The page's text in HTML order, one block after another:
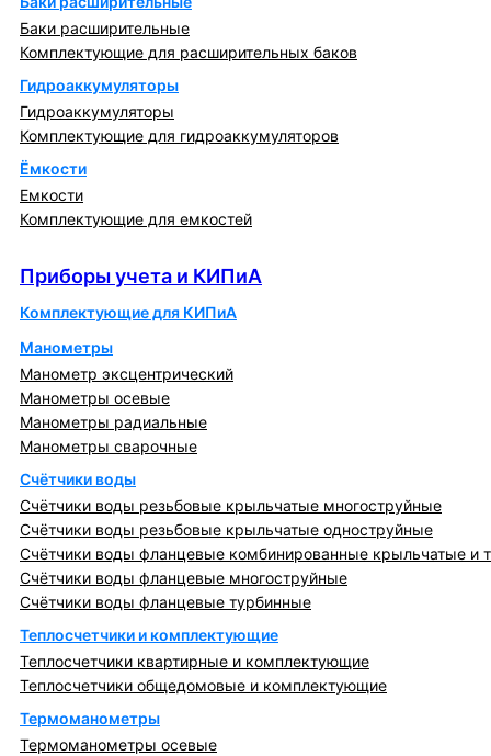
Баки расширительные
Комплектующие для расширительных баков
Гидроаккумуляторы
Гидроаккумуляторы
Комплектующие для гидроаккумуляторов
Ёмкости
Емкости
Комплектующие для емкостей
Приборы учета и КИПиА
Комплектующие для КИПиА
Манометры
Манометр эксцентрический
Манометры осевые
Манометры радиальные
Манометры сварочные
Счётчики воды
Счётчики воды резьбовые крыльчатые многоструйные
Счётчики воды резьбовые крыльчатые одноструйные
Счётчики воды фланцевые комбинированные крыльчатые и
Счётчики воды фланцевые многоструйные
Счётчики воды фланцевые турбинные
Теплосчетчики и комплектующие
Теплосчетчики квартирные и комплектующие
Теплосчетчики общедомовые и комплектующие
Термоманометры
Термоманометры осевые